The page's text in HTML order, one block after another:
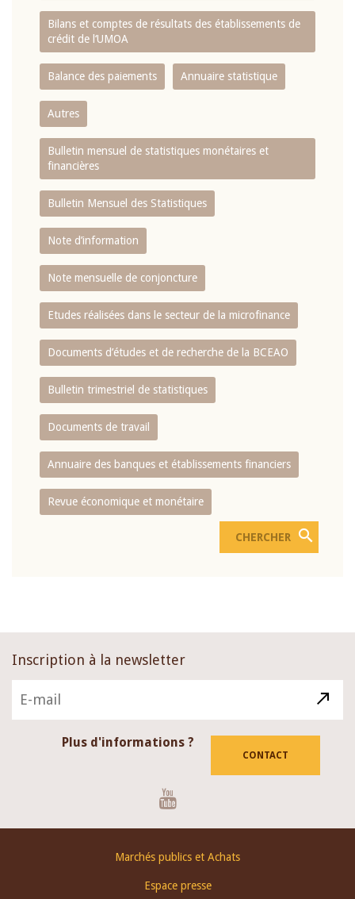
Bilans et comptes de résultats des établissements de
crédit de l‘UMOA
Balance des paiements Annuaire statistique
Autres
Bulletin mensuel de statistiques monétaires et
financières
Bulletin Mensuel des Statistiques
Note d’information
Note mensuelle de conjoncture
Etudes réalisées dans le secteur de la microfinance
Documents d’études et de recherche de la BCEAO
Bulletin trimestriel de statistiques
Documents de travail
Annuaire des banques et établissements financiers
Revue économique et monétaire
Inscription à la newsletter
Plus d'informations ?
CONTACT
Marchés publics et Achats
Espace presse